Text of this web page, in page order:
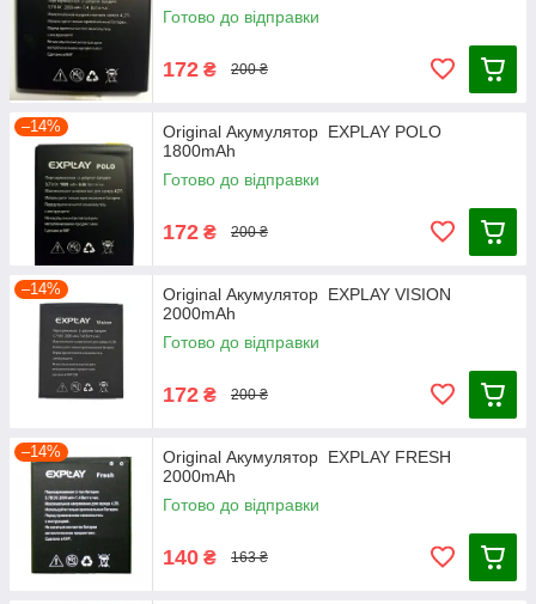
Готово до відправки
172 ₴ 200 ₴
–14%
Оriginal Акумулятор EXPLAY POLO
1800mAh
Готово до відправки
172 ₴ 200 ₴
–14%
Оriginal Акумулятор EXPLAY VISION
2000mAh
Готово до відправки
172 ₴ 200 ₴
–14%
Оriginal Акумулятор EXPLAY FRESH
2000mAh
Готово до відправки
140 ₴ 163 ₴